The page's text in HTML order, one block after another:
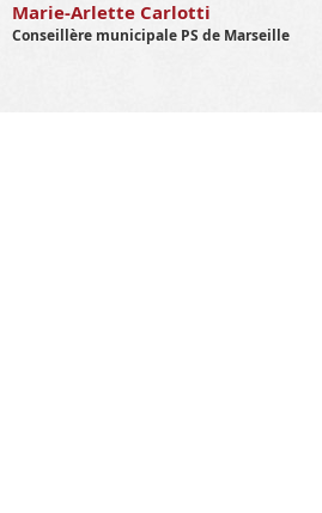
Marie-Arlette Carlotti
Conseillère municipale PS de Marseille